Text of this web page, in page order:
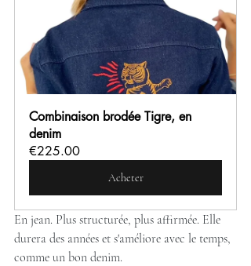
Combinaison brodée Tigre, en
denim
€225.00
Acheter
En jean. Plus structurée, plus affirmée. Elle
durera des années et s'améliore avec le temps,
comme un bon denim.